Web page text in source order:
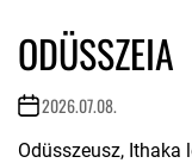
ODÜSSZEIA
2026.07.08.
Odüsszeusz, Ithaka